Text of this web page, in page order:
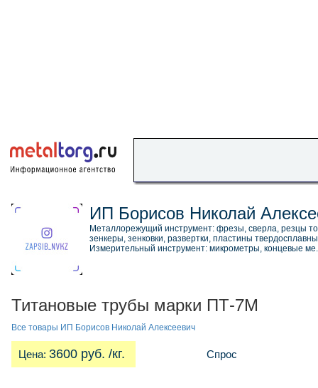
ИП Борисов Николай
Металлорежущий инструмент: фрезы, сверла, резцы
зенкеры, зенковки, развертки, пластины
Измерительный инструмент: микрометры, концевые ме
Титановые трубы марки ПТ-7М
Все товары ИП Борисов Николай Алексеевич
Цена: 3600 руб. /кг. Спрос